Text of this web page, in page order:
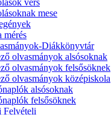
vers
mese
mérés
Diákkönyvtár
olvasmányok alsósoknak
olvasmányok felsősöknek
olvasmányok középiskola
alsósoknak
felsősöknek
Felvételi